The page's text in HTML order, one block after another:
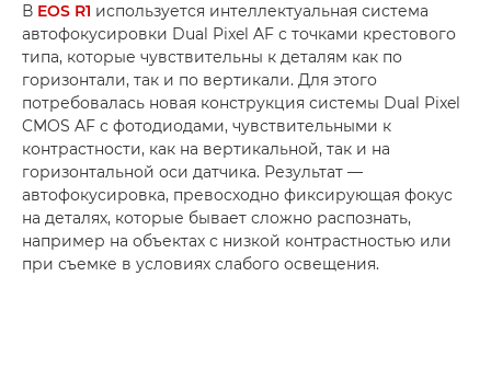
В EOS R1 используется интеллектуальная система
автофокусировки Dual Pixel AF с точками крестового
типа, которые чувствительны к деталям как по
горизонтали, так и по вертикали. Для этого
потребовалась новая конструкция системы Dual Pixel
CMOS AF с фотодиодами, чувствительными к
контрастности, как на вертикальной, так и на
горизонтальной оси датчика. Результат —
автофокусировка, превосходно фиксирующая фокус
на деталях, которые бывает сложно распознать,
например на объектах с низкой контрастностью или
при съемке в условиях слабого освещения.